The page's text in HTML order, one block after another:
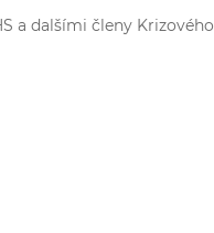
a dalšími členy Krizového